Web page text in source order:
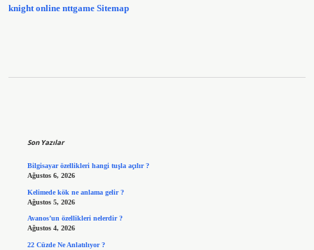
knight online nttgame Sitemap
Son Yazılar
Bilgisayar özellikleri hangi tuşla açılır ?
Ağustos 6, 2026
Kelimede kök ne anlama gelir ?
Ağustos 5, 2026
Avanos’un özellikleri nelerdir ?
Ağustos 4, 2026
22 Cüzde Ne Anlatılıyor ?